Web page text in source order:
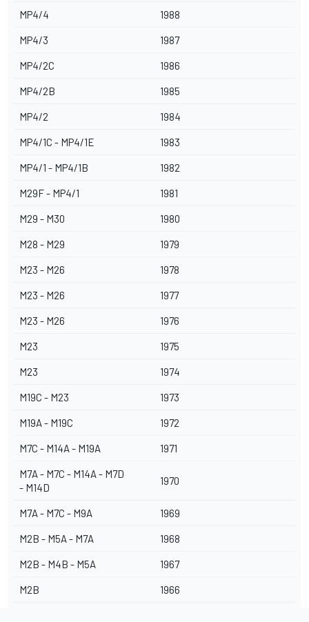
MP4/4 1988
MP4/3 1987
MP4/2C 1986
MP4/2B 1985
MP4/2 1984
MP4/1C - MP4/1E 1983
MP4/1 - MP4/1B 1982
M29F - MP4/1 1981
M29 - M30 1980
M28 - M29 1979
M23 - M26 1978
M23 - M26 1977
M23 - M26 1976
M23 1975
M23 1974
M19C - M23 1973
M19A - M19C 1972
M7C - M14A - M19A 1971
M7A - M7C - M14A - M7D
- M14D
1970
M7A - M7C - M9A 1969
M2B - M5A - M7A 1968
M2B - M4B - M5A 1967
M2B 1966